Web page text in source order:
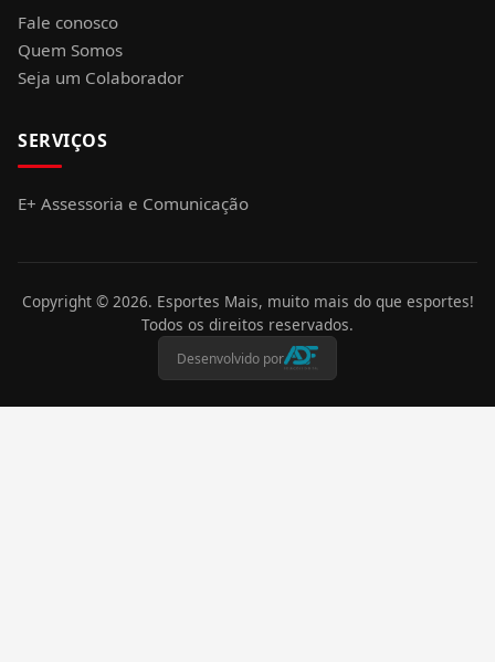
Fale conosco
Quem Somos
Seja um Colaborador
SERVIÇOS
E+ Assessoria e Comunicação
Copyright © 2026. Esportes Mais, muito mais do que esportes!
Todos os direitos reservados.
Desenvolvido por